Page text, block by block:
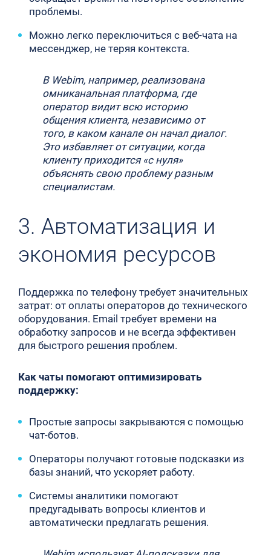
проблемы.
Можно легко переключиться с веб-чата на
мессенджер, не теряя контекста.
В Webim, например, реализована
омниканальная платформа, где
оператор видит всю историю
общения клиента, независимо от
того, в каком канале он начал диалог.
Это избавляет от ситуации, когда
клиенту приходится «с нуля»
объяснять свою проблему разным
специалистам.
3. Автоматизация и
экономия ресурсов
Поддержка по телефону требует значительных
затрат: от оплаты операторов до технического
оборудования. Email требует времени на
обработку запросов и не всегда эффективен
для быстрого решения проблем.
Как чаты помогают оптимизировать
поддержку:
Простые запросы закрываются с помощью
чат-ботов.
Операторы получают готовые подсказки из
базы знаний, что ускоряет работу.
Системы аналитики помогают
предугадывать вопросы клиентов и
автоматически предлагать решения.